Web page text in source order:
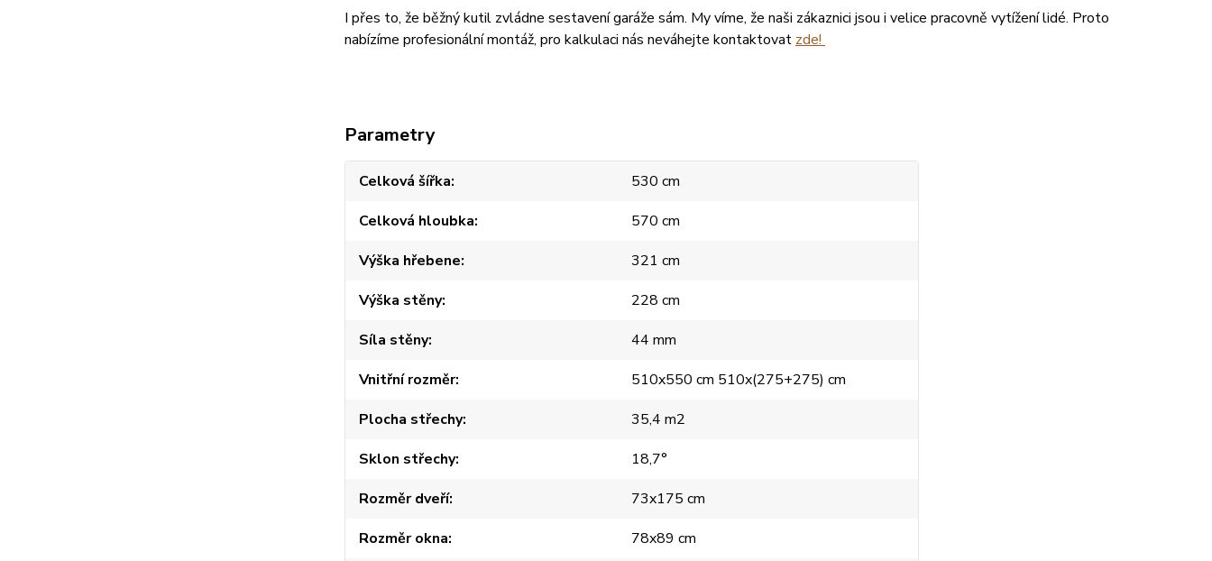
I přes to, že běžný kutil zvládne sestavení garáže sám. My víme, že naši zákaznici jsou i velice pracovně vytížení lidé. Proto
nabízíme profesionální montáž, pro kalkulaci nás neváhejte kontaktovat zde!
Parametry
Celková šířka
530 cm
Celková hloubka
570 cm
Výška hřebene
321 cm
Výška stěny
228 cm
Síla stěny
44 mm
Vnitřní rozměr
510x550 cm 510x(275+275) cm
Plocha střechy
35,4 m2
Sklon střechy
18,7°
Rozměr dveří
73x175 cm
Rozměr okna
78x89 cm